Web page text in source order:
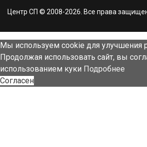
Центр СП © 2008-2026. Все права
Мы используем cookie для улучшения
Продолжая использовать сайт, вы
использованием куки Подробнее
Согласен